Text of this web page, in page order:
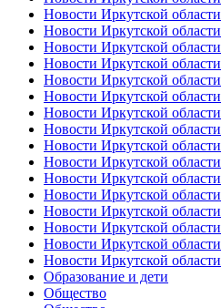
Новости Иркутской области
Новости Иркутской области
Новости Иркутской области
Новости Иркутской области
Новости Иркутской области
Новости Иркутской области
Новости Иркутской области
Новости Иркутской области
Новости Иркутской области
Новости Иркутской области
Новости Иркутской области
Новости Иркутской области
Новости Иркутской области
Новости Иркутской области
Новости Иркутской области
Новости Иркутской области
Образование и дети
Общество